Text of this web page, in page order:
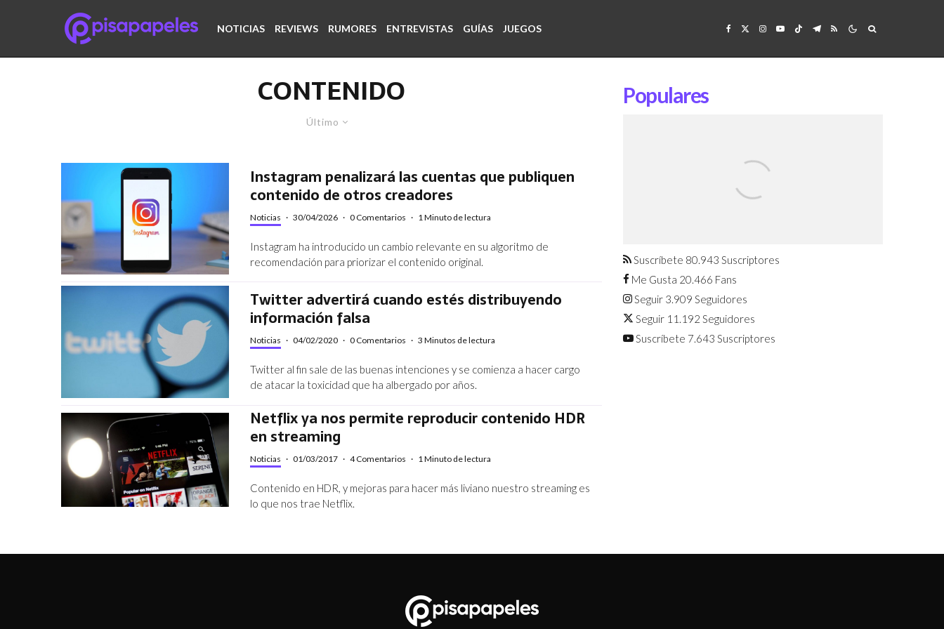
NOTICIAS REVIEWS RUMORES ENTREVISTAS GUÍAS JUEGOS
CONTENIDO
Último
Instagram penalizará las cuentas que publiquen
contenido de otros creadores
Noticias · 30/04/2026 · 0 Comentarios · 1 Minuto de lectura
Instagram ha introducido un cambio relevante en su algoritmo de
recomendación para priorizar el contenido original.
Twitter advertirá cuando estés distribuyendo
información falsa
Noticias · 04/02/2020 · 0 Comentarios · 3 Minutos de lectura
Twitter al fin sale de las buenas intenciones y se comienza a hacer cargo
de atacar la toxicidad que ha albergado por años.
Netflix ya nos permite reproducir contenido HDR
en streaming
Noticias · 01/03/2017 · 4 Comentarios · 1 Minuto de lectura
Contenido en HDR, y mejoras para hacer más liviano nuestro streaming es
lo que nos trae Netflix.
Populares
agosto
Suscríbete 80.943 Suscriptores
Me Gusta 20.466 Fans
Seguir 3.909 Seguidores
Seguir 11.192 Seguidores
Suscríbete 7.643 Suscriptores